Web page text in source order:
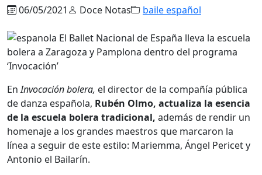
06/05/2021 Doce Notas baile español
EnInvocación bolera, el director de la compañía pública
de danza española, Rubén Olmo, actualiza la esencia
de la escuela bolera tradicional, además de rendir un
homenaje a los grandes maestros que marcaron la
línea a seguir de este estilo: Mariemma, Ángel Pericet y
Antonio el Bailarín.